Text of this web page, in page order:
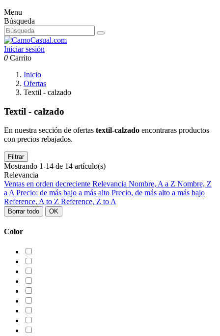
Menu
Búsqueda
Iniciar sesión
0 Carrito
Inicio
Ofertas
Textil - calzado
Textil - calzado
En nuestra sección de ofertas textil-calzado encontraras productos
con precios rebajados.
Filtrar
Mostrando 1-14 de 14 artículo(s)
Relevancia
Ventas en orden decreciente Relevancia Nombre, A a Z Nombre, Z
a APrecio: de más bajo a más alto Precio, de más alto a más bajo
Reference, A to Z Reference, Z to A
Borrar todo OK
Color